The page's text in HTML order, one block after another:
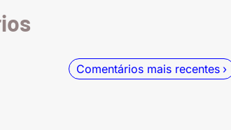
Comentários mais recentes